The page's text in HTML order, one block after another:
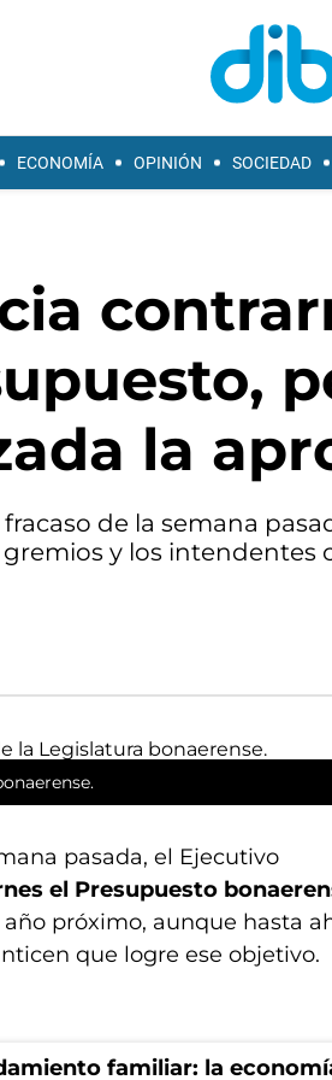
ECONOMÍA OPINIÓN SOCIEDAD
la
de la semana
y los intendentes
pasada, el Ejecutivo
el Presupuesto
año próximo, aunque hasta
que logre ese objetivo.
familiar: la